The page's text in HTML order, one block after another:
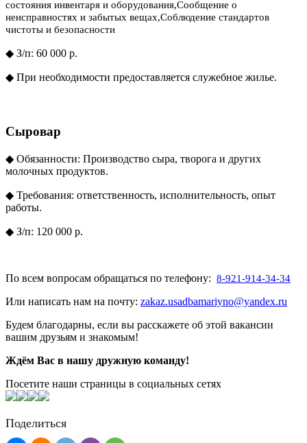
состояния инвентаря и оборудования,Сообщение о
неисправностях и забытых вещах,Соблюдение стандартов
чистоты и безопасности
◆ З/п: 60 000 р.
◆ При необходимости предоставляется служебное жилье.
Сыровар
◆ Обязанности: Производство сыра, творога и других
молочных продуктов.
◆ Требования: ответственность, исполнительность, опыт
работы.
◆ З/п: 120 000 р.
По всем вопросам обращаться по телефону: 8-921-914-34-34
Или написать нам на почту: zakaz.usadbamariyno@yandex.ru
Будем благодарны, если вы расскажете об этой вакансии
вашим друзьям и знакомым!
Ждём Вас в нашу дружную команду!
Посетите наши страницы в социальных сетях
Поделиться